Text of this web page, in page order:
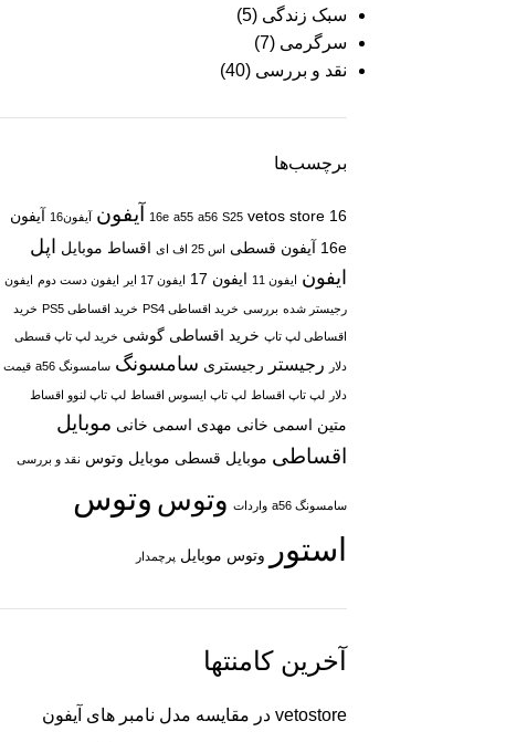
سبک زندگی (5)
سرگرمی (7)
نقد و بررسی (40)
برچسب‌ها
16
16e a55 a56 S25 vetos store آیفون آیفون16
آیفون
16e آیفون قسطی اس 25 اف ای اقساط موبایل اپل
ایفون ایفون 11 ایفون 17 ایفون 17 ایر ایفون دست دوم ایفون
رجیستر شده بررسی خرید اقساطی PS4 خرید اقساطی PS5 خرید
اقساطی لپ تاپ خرید اقساطی گوشی خرید لپ تاپ قسطی
دلار رجیستر رجیستری سامسونگ سامسونگ a56 قیمت
دلار لپ تاپ اقساط لپ تاپ ایسوس اقساط لپ تاپ لنوو اقساط
متین اسمی خانی مهدی اسمی خانی موبایل
اقساطی موبایل قسطی موبایل وتوس نقد و بررسی
سامسونگ a56 واردات وتوس وتوس
استور
وتوس موبایل پرچمدار
آخرین کامنتها
vetostore در مقایسه مدل نامبر های آیفون